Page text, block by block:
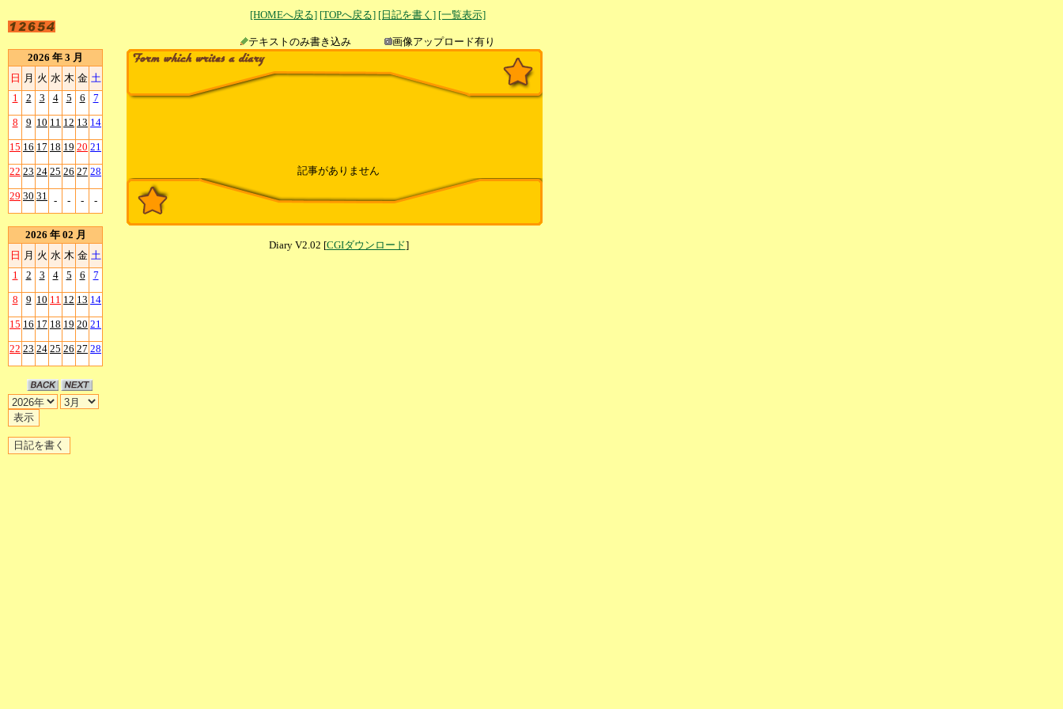
[HOMEへ戻る] [TOPへ戻る] [日記を書く] [一覧表示]
テキストのみ書き込み
画像アップロード有り
2026 年 3 月
日 月 火 水 木 金 土
1
2 3 4 5 6 7
8 9 10 11 12 13 14
15 16 17 18 19 20 21
22 23 24 25 26 27 28
29 30 31 - - - -
2026 年 02 月
日 月 火 水 木 金 土
1
2 3 4 5 6 7
8 9 10 11 12 13 14
15 16 17 18 19 20 21
22 23 24 25 26 27 28
記事がありません
Diary V2.02 [CGIダウンロード]